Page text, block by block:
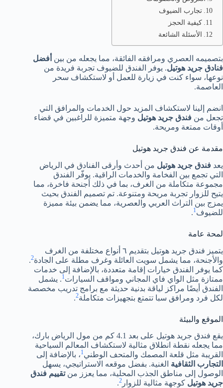
تجارب الضيوف
كيفية الحجز
الأسئلة الشائعة
بتصميمه العصري ومرافقه الفائقة، مما يجعله من بين أفضل
فنادق جريد هوتيل. يوفر الفندق للضيوف تجربة فريدة من
نوعها، سواء كنت في زيارة للعمل أو لاستكشاف سحر
العاصمة.
انضم إلينا لاستكشاف المزيد حول الخدمات والمرافق التي
تجعل من فندق جريد هوتيل وجهة متميزة للراغبين في قضاء
أوقات ممتعة ومريحة.
مقدمة عن فندق جريد هوتيل
يعد فندق جريد هوتيل من أحدث وأرقى الفنادق في الرياض
التي تجمع بين الفخامة والخدمات الراقية. يوفّر الفندق
مجموعة متكاملة من الغرف، بما في ذلك أجنحة فاخرة، مما
يتيح للزوار تجربة مريحة ومتنوعة. تم تصميم الفندق بحيث
يمزج بين التراث العربي والعصرية، مما يضمن بيئة مميزة
للضيوف 1
.
لمحة عامة
يتميز فندق جريد هوتيل بتقديم ٦ أنواع مختلفة من الغرف
والأجنحة، مما يشمل سويت العائلة وغرف مطلة على الجادة2
.
كما يوفر الفندق خيارات إقامة متعددة، بالإضافة إلى خدمات
ممتازة مثل الواي فاي المجاني ومواقف السيارات 1. يشمل
الفندق أيضًا مراكز لياقة بدنية حديثة مع برامج تدريب مخصصة
لكل فرد ومرافق سبا تتمتع بتجهيزات متكاملة2
.
الموقع والبيئة
يقع فندق جريد هوتيل على بعد 4.1 كم من مول الرياض بارك،
مما يجعله نقطة انطلاق مثالية لاستكشاف المعالم السياحية
القريبة مثل قلعة المصمك والمتحف الوطني1، بالإضافة إلى
التجارب الثقافية الغنية. بفضل موقعه الاستراتيجي، يسهل
الوصول إلى مناطق الجذب المحلية، مما يعزز منتقييم فندق
جريد هوتيل كوجهة مثالية للزوار 2
.